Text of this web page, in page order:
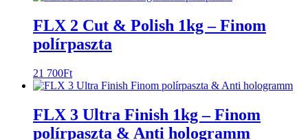
FLX 2 Cut & Polish 1kg – Finom
polírpaszta
21 700Ft
FLX 3 Ultra Finish 1kg – Finom
polírpaszta & Anti hologramm